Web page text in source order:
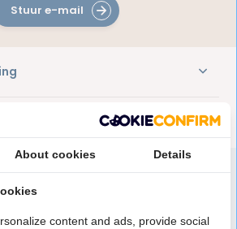
Stuur e-mail
voor jou
About cookies Details
content and ads, provide social